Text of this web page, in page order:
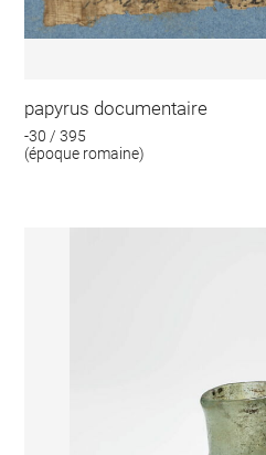
papyrus documentaire
-30 / 395
(époque romaine)